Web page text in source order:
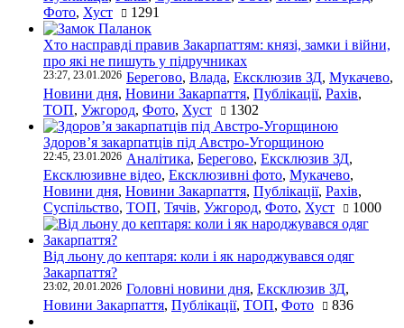
Фото, Хуст 1291
Хто насправді правив Закарпаттям: князі, замки і війни,
про які не пишуть у підручниках
23:27, 23.01.2026 Берегово, Влада, Ексклюзив ЗД, Мукачево,
Новини дня, Новини Закарпаття, Публікації, Рахів,
ТОП, Ужгород, Фото, Хуст 1302
Здоров’я закарпатців під Австро-Угорщиною
22:45, 23.01.2026 Аналітика, Берегово, Ексклюзив ЗД,
Ексклюзивне відео, Ексклюзивні фото, Мукачево,
Новини дня, Новини Закарпаття, Публікації, Рахів,
Суспільство, ТОП, Тячів, Ужгород, Фото, Хуст 1000
Від льону до кептаря: коли і як народжувався одяг
Закарпаття?
23:02, 20.01.2026 Головні новини дня, Ексклюзив ЗД,
Новини Закарпаття, Публікації, ТОП, Фото 836